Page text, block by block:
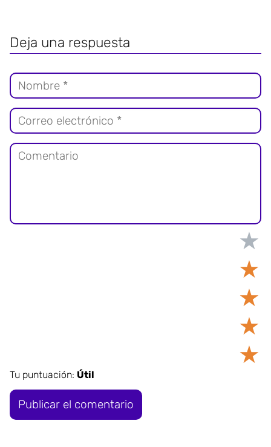
Deja una respuesta
★
★
★
★
★
Tu puntuación: Útil